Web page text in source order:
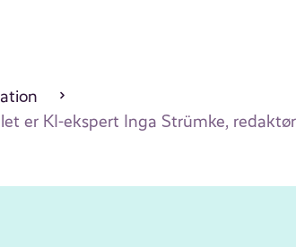
er KI-ekspert Inga Strümke,